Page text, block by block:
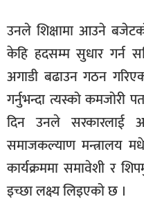
उनले शिक्षामा आउने
केहि हदसम्म सुधार गर्न
अगाडी बढाउन गठन
गर्नुभन्दा त्यस्को कमजोरी
दिन उनले सरकारलाई
समाजकल्याण मन्त्रालय
कार्यक्रममा समावेशी र
इच्छा लक्ष्य लिइएको छ ।